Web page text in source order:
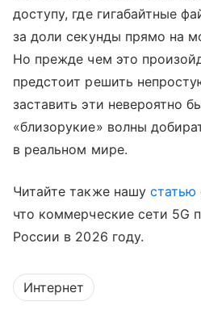
доступу, где гигабайтные
за доли секунды прямо на
Но прежде чем это
предстоит решить
заставить эти невероятно
«близорукие» волны
в реальном мире.
Читайте также нашу статью
что коммерческие сети 5G
России в 2026 году.
Интернет